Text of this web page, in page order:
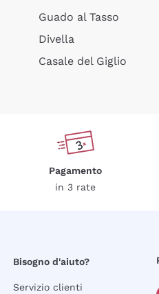
Guado al Tasso
Divella
Casale del Giglio
Pagamento
in 3 rate
Bisogno d'aiuto?
Servizio clienti